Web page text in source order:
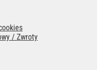
/ Zwroty